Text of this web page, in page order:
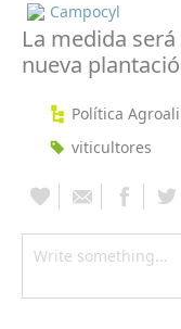
Campocyl
La medida
nueva
Política
viticultores